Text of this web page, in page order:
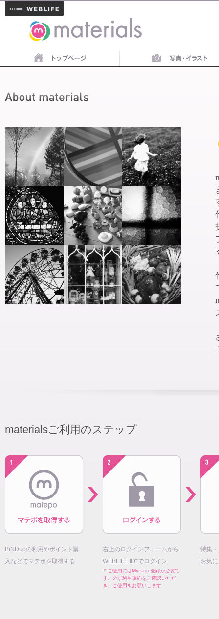
materials
materialsご利用のステップ
BiNDupの利用やポイント購
入などでマテポを取得する
右上のログインフォームから
WEBLIFE ID*でログイン
＊ご使用にはMyPage登録が必要で
す。必ず利用規約をご確認いただ
き、ご使用をお願いします
特集
お気